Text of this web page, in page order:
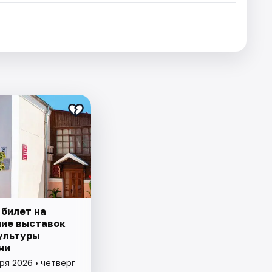
на
выставок
2026 • четверг